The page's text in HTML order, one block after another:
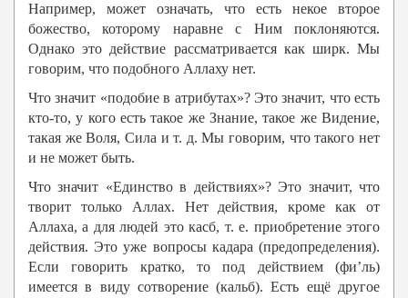
Например, может означать, что есть некое второе
божество, которому наравне с Ним поклоняются.
Однако это действие рассматривается как ширк. Мы
говорим, что подобного Аллаху нет.
Что значит «подобие в атрибутах»? Это значит, что есть
кто-то, у кого есть такое же Знание, такое же Видение,
такая же Воля, Сила и т. д. Мы говорим, что такого нет
и не может быть.
Что значит «Единство в действиях»? Это значит, что
творит только Аллах. Нет действия, кроме как от
Аллаха, а для людей это касб, т. е. приобретение этого
действия. Это уже вопросы кадара (предопределения).
Если говорить кратко, то под действием (фи’ль)
имеется в виду сотворение (кальб). Есть ещё другое